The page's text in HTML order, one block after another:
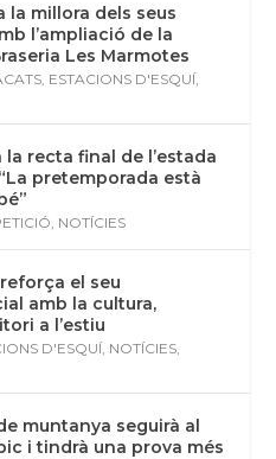
la millora dels seus
l’ampliació de la
Les Marmotes
ESTACIONS D'ESQUÍ
la recta final de l’estada
pretemporada està
NOTÍCIES
el seu
amb la cultura,
a l’estiu
D'ESQUÍ NOTÍCIES
muntanya seguirà al
i tindrà una prova més